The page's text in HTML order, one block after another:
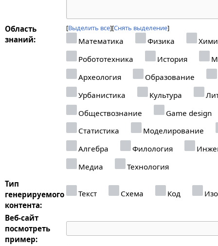
Область
знаний:
Выделить все Снять выделение
Математика Физика
Робототехника
История
Археология
Образование
Урбанистика
Культура
Обществознание
Game design
Статистика
Моделирование
Алгебра
Филология
Медиа
Технология
Тип
генерируемого
контента:
Текст Схема Код
Веб-сайт
посмотреть
пример: